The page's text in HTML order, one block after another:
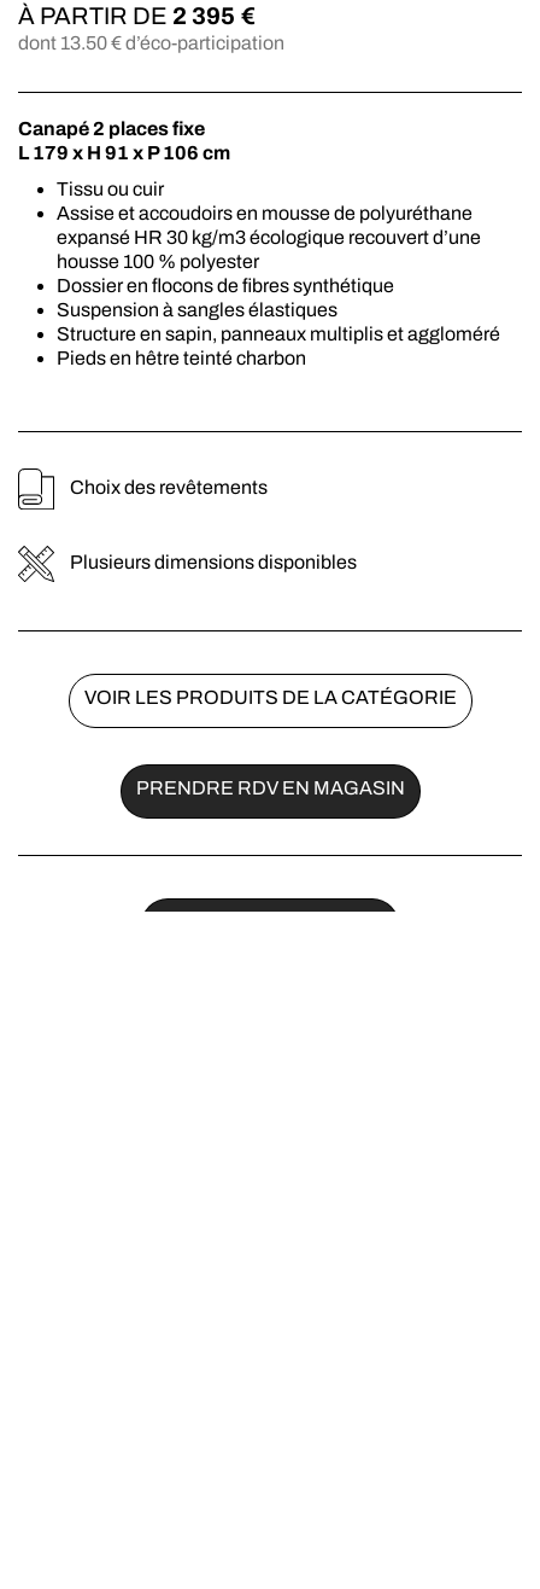
À PARTIR DE 2 395 €
dont 13.50€ d’éco-participation
Canapé 2 places fixe
L 179 x H 91 x P 106 cm
Tissu ou cuir
Assise et accoudoirs en mousse de polyuréthane
expansé HR 30 kg/m3 écologique recouvert d’une
housse 100 % polyester
Dossier en flocons de fibres synthétique
Suspension à sangles élastiques
Structure en sapin, panneaux multiplis et aggloméré
Pieds en hêtre teinté charbon
Choix des revêtements
Plusieurs dimensions disponibles
VOIR LES PRODUITS DE LA CATÉGORIE
PRENDRE RDV EN MAGASIN